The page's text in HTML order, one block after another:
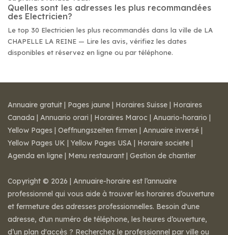
Quelles sont les adresses les plus recommandées
des Electricien?
Le top 30 Electricien les plus recommandés dans la ville de LA
CHAPELLE LA REINE — Lire les avis, vérifiez les dates
disponibles et réservez en ligne ou par téléphone.
Annuaire gratuit | Pages jaune | Horaires Suisse | Horaires
Canada | Annuario orari | Horaires Maroc | Anuario-horario |
Yellow Pages | Oeffnungszeiten firmen | Annuaire inversé |
Yellow Pages UK | Yellow Pages USA | Horaire societe |
Agenda en ligne | Menu restaurant | Gestion de chantier
Copyright © 2026 | Annuaire-horaire est l’annuaire
professionnel qui vous aide à trouver les horaires d’ouverture
et fermeture des adresses professionnelles. Besoin d'une
adresse, d'un numéro de téléphone, les heures d’ouverture,
d’un plan d'accès ? Recherchez le professionnel par ville ou